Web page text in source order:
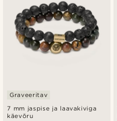
7 mm jaspise ja laavakiviga
käevõru
Graveeritav